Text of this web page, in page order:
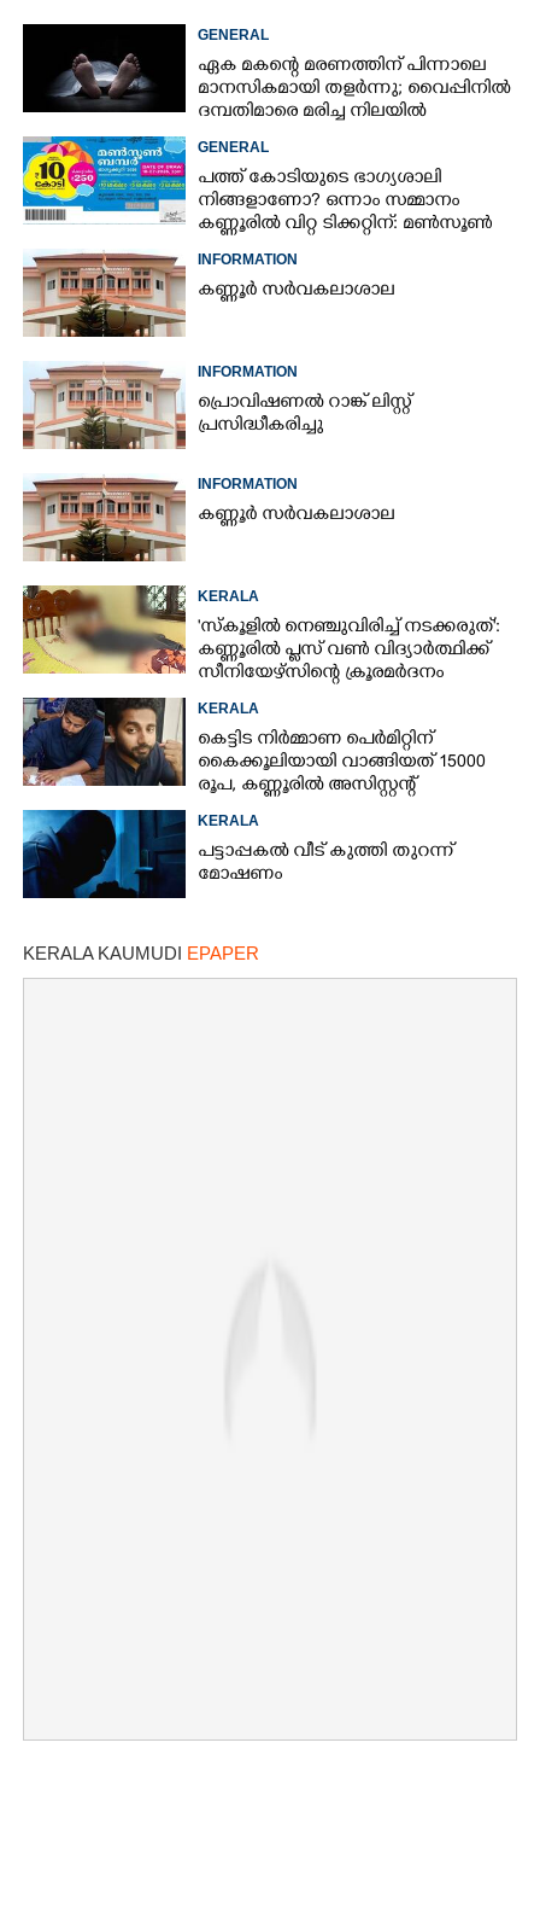
GENERAL
ഏക മകന്റെ മരണത്തിന് പിന്നാലെ
മാനസികമായി തളർന്നു; വൈപ്പിനിൽ
ദമ്പതിമാരെ മരിച്ച നിലയിൽ
കണ്ടെത്തി
GENERAL
പത്ത് കോടിയുടെ ഭാഗ്യശാലി
നിങ്ങളാണോ? ഒന്നാം സമ്മാനം
കണ്ണൂരിൽ വിറ്റ ടിക്കറ്റിന്: മൺസൂൺ
ബമ്പർ ഫലം പുറത്ത്
INFORMATION
കണ്ണൂർ സർവകലാശാല
INFORMATION
പ്രൊവിഷണൽ റാങ്ക് ലിസ്റ്റ്
പ്രസിദ്ധീകരിച്ചു
INFORMATION
കണ്ണൂർ സർവകലാശാല
KERALA
'സ്കൂളിൽ നെഞ്ചുവിരിച്ച് നടക്കരുത്':
കണ്ണൂരിൽ പ്ലസ് വൺ വിദ്യാർത്ഥിക്ക്
സീനിയേഴ്സിന്റെ ക്രൂരമർദനം
KERALA
കെട്ടിട നിർമ്മാണ പെർമിറ്റിന്
കൈക്കൂലിയായി വാങ്ങിയത് 15000
രൂപ,​ കണ്ണൂരിൽ അസിസ്റ്റന്റ്
എൻജിനീയർ പിടിയിൽ
KERALA
പട്ടാപ്പകൽ വീട് കുത്തി തുറന്ന്
മോഷണം
KERALA KAUMUDI EPAPER